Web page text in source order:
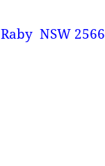
Raby NSW 2566